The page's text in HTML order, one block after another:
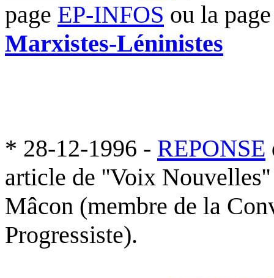
page EP-INFOS ou la
Marxistes-Léninistes
* 28-12-1996 - REPONSE
article de ''Voix
Mâcon (membre de la
Progressiste).